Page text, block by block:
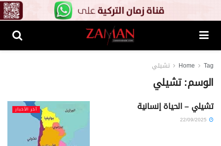
Home Tag تشيلي
الوسم:تشيلي
آخر الأخبار تشيلي – الحياة إنسانية